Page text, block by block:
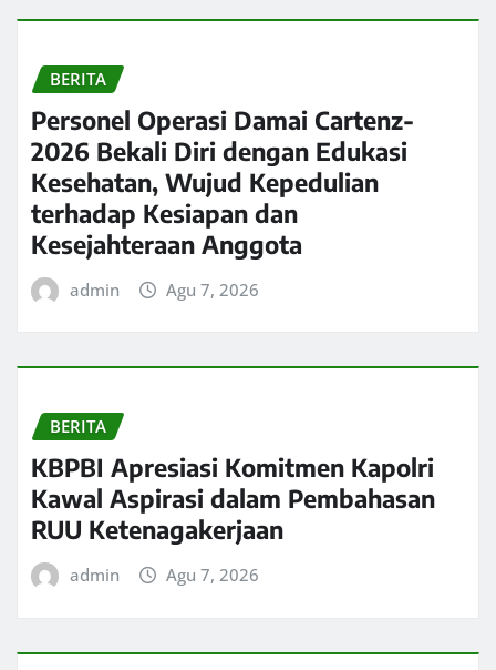
BERITA
Personel Operasi Damai Cartenz-
2026 Bekali Diri dengan Edukasi
Kesehatan, Wujud Kepedulian
terhadap Kesiapan dan
Kesejahteraan Anggota
admin Agu 7, 2026
BERITA
KBPBI Apresiasi Komitmen Kapolri
Kawal Aspirasi dalam Pembahasan
RUU Ketenagakerjaan
admin Agu 7, 2026